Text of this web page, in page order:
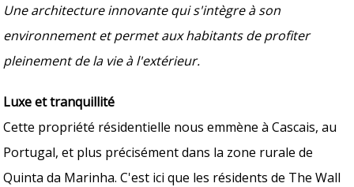
Une architecture innovante qui s'intègre à son
environnement et permet aux habitants de profiter
pleinement de la vie à l'extérieur.
Luxe et tranquillité
Cette propriété résidentielle nous emmène à Cascais, au
Portugal, et plus précisément dans la zone rurale de
Quinta da Marinha. C'est ici que les résidents de The Wall